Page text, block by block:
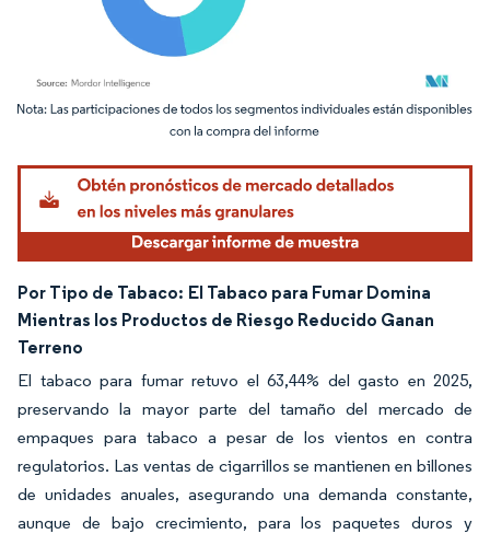
Imagen © Mordor Intelligence. El uso requiere atribución según CC BY 4.0.
Por Tipo de Tabaco: El Tabaco para Fumar Domina
Mientras los Productos de Riesgo Reducido Ganan
Terreno
El tabaco para fumar retuvo el 63,44% del gasto en 2025,
preservando la mayor parte del tamaño del mercado de
empaques para tabaco a pesar de los vientos en contra
regulatorios. Las ventas de cigarrillos se mantienen en billones
de unidades anuales, asegurando una demanda constante,
aunque de bajo crecimiento, para los paquetes duros y